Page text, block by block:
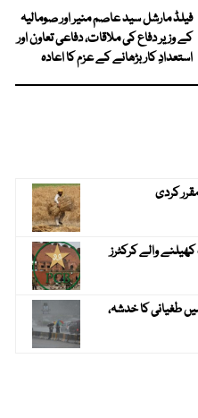
فیلڈ مارشل سید عاصم منیر اور صومالیہ
کے وزیر دفاع کی ملاقات، دفاعی تعاون اور
استعدادِ کار بڑھانے کے عزم کا اعادہ
کردی
والے کرکٹرز
میں طغیانی کا خدشہ،